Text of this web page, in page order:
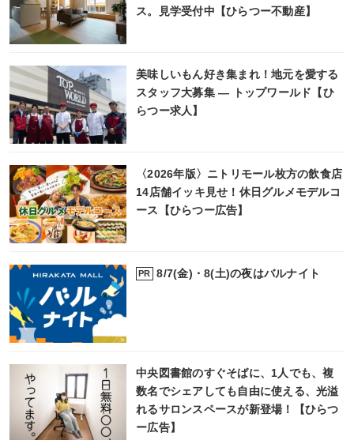
ス。見学受付中【ひらつー不動産】
美味しいもん好き集まれ！地元を愛する
スタッフ大募集 ― トップワールド【ひ
らつー求人】
〈2026年版〉ニトリモール枚方の飲食店
14店舗イッキ見せ！休日グルメモデルコ
ース【ひらつー広告】
PR 8/7(金)・8(土)の夜はバルナイト
中央図書館のすぐそばに、1人でも、複
数名でシェアしても自由に使える、光溢
れるサロンスペースが新登場！【ひらつ
ー広告】